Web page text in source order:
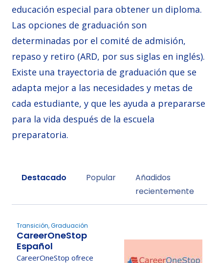
educación especial para obtener un diploma.
Las opciones de graduación son
determinadas por el comité de admisión,
repaso y retiro (ARD, por sus siglas en inglés).
Existe una trayectoria de graduación que se
adapta mejor a las necesidades y metas de
cada estudiante, y que les ayuda a prepararse
para la vida después de la escuela
preparatoria.
Sort by
Destacado Popular
Añadidos
recientemente
Transición, Graduación
CareerOneStop
Español
CareerOneStop ofrece